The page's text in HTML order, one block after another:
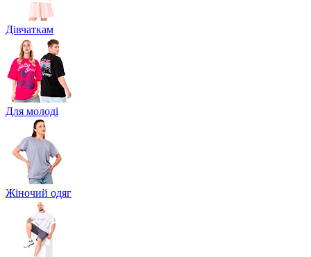
Дівчаткам
Для молоді
Жіночий одяг